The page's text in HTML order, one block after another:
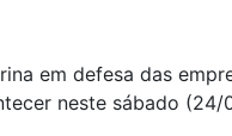
em defesa das
neste sábado (24/